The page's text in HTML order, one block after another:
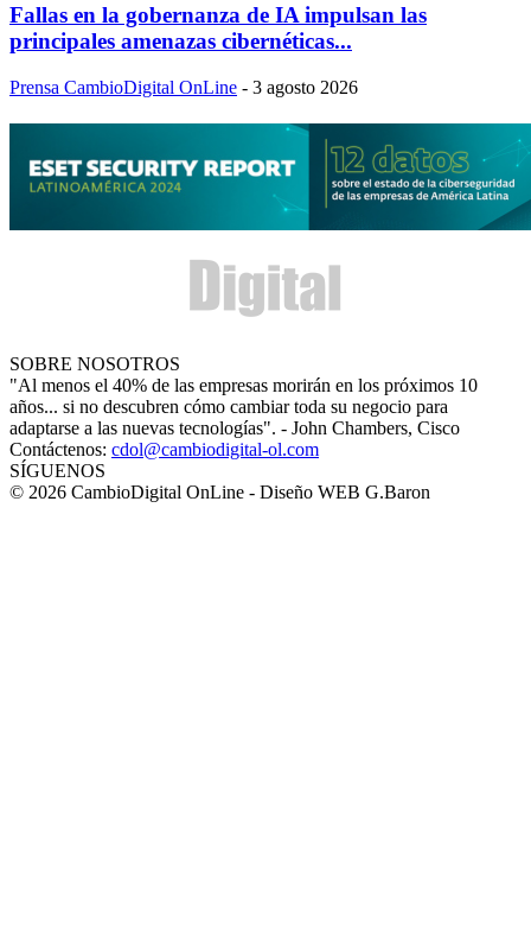
Fallas en la gobernanza de IA impulsan las
principales amenazas cibernéticas...
Prensa CambioDigital OnLine - 3 agosto 2026
SOBRE NOSOTROS
"Al menos el 40% de las empresas morirán en los próximos 10
años... si no descubren cómo cambiar toda su negocio para
adaptarse a las nuevas tecnologías". - John Chambers, Cisco
Contáctenos: cdol@cambiodigital-ol.com
SÍGUENOS
© 2026 CambioDigital OnLine - Diseño WEB G.Baron